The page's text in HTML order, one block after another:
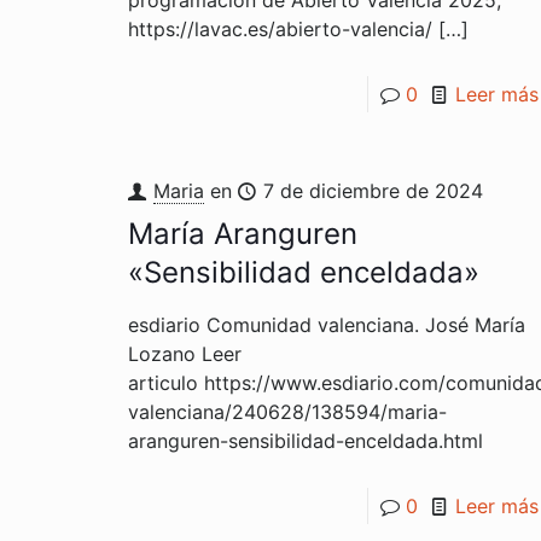
https://lavac.es/abierto-valencia/[…]
0 Leer más
Maria en 7 de diciembre de 2024
María Aranguren
«Sensibilidad enceldada»
esdiario Comunidad valenciana. José María
Lozano Leer
articulo https://www.esdiario.com/
valenciana/240628/138594/maria-
aranguren-sensibilidad-enceldada.html
0 Leer más